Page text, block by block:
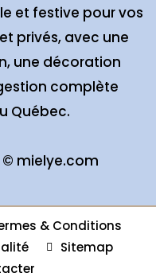
et festive pour vos
privés, avec une
une décoration
complète
Québec.
© mielye.com
& Conditions
Sitemap